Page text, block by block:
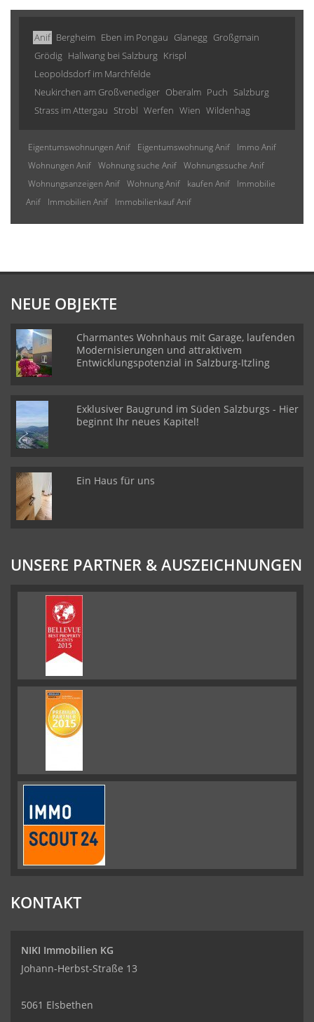
Anif Bergheim Eben im Pongau Glanegg Großgmain
Grödig Hallwang bei Salzburg Krispl
Leopoldsdorf im Marchfelde
Neukirchen am Großvenediger Oberalm Puch Salzburg
Strass im Attergau Strobl Werfen Wien Wildenhag
Eigentumswohnungen Anif Eigentumswohnung Anif
Immo Anif
Wohnungen Anif Wohnung suche Anif Wohnungssuche Anif
Wohnungsanzeigen Anif Wohnung Anif kaufen Anif
Immobilie
Anif
Immobilien Anif Immobilienkauf Anif
NEUE OBJEKTE
Charmantes Wohnhaus mit Garage, laufenden
Modernisierungen und attraktivem
Entwicklungspotenzial in Salzburg-Itzling
Exklusiver Baugrund im Süden Salzburgs - Hier
beginnt Ihr neues Kapitel!
Ein Haus für uns
UNSERE PARTNER & AUSZEICHNUNGEN
KONTAKT
NIKI Immobilien KG
Johann-Herbst-Straße 13
5061 Elsbethen